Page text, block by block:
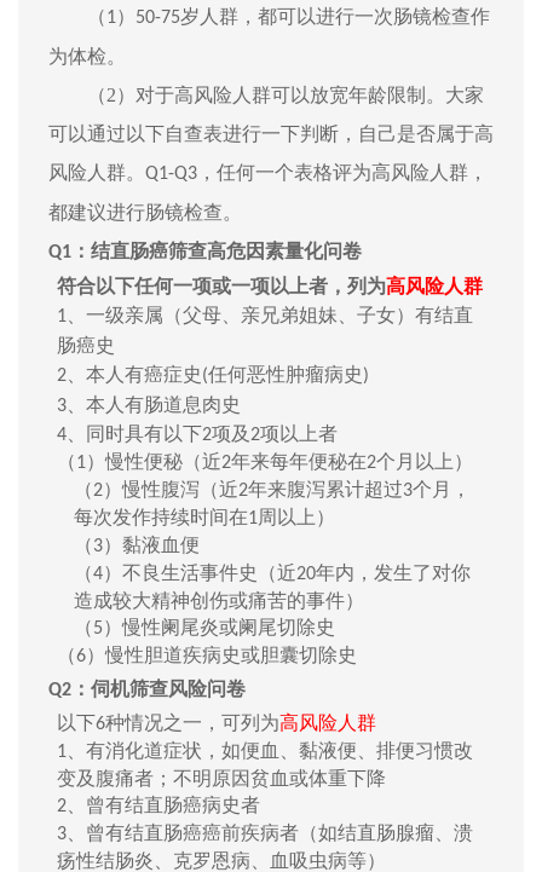
（1） 50-75岁人群，都可以进行一次肠镜检查作
为体检。
（2） 对于高风险人群可以放宽年龄限制。大家
可以通过以下自查表进行一下判断，自己是否属于高
风险人群。 Q1-Q3 ， 任何一个表格评为高风险人群，
都建议进行肠镜检查。
Q1 ：结直肠癌筛查高危因素量化问卷
符合以下任何一项或一项以上者，列为高风险人群
1 、一级亲属（父母、亲兄弟姐妹、子女）有结直
肠癌史
2 、本人有癌症史(任何恶性肿瘤病史)
3 、本人有肠道息肉史
4 、同时具有以下2项及2项以上者
（1）慢性便秘（近2年来每年便秘在2个月以上）
（2）慢性腹泻（近2年来腹泻累计超过3个月，
每次发作持续时间在1周以上）
（3） 黏液血便
（4） 不良生活事件史（近20年内 ， 发生了对你
造成较大精神创伤或痛苦的事件）
（5）慢性阑尾炎或阑尾切除史
（6）慢性胆道疾病史或胆囊切除史
Q2 ：伺机筛查风险问卷
以下6种情况之一，可列为高风险人群
1 、有消化道症状，如便血、黏液便 、排便习惯改
变及腹痛者；不明原因贫血或体重下降
2 、曾有结直肠癌病史者
3 、曾有结直肠癌癌前疾病者（如结直肠腺瘤、溃
疡性结肠炎、克罗恩病、血吸虫病等）